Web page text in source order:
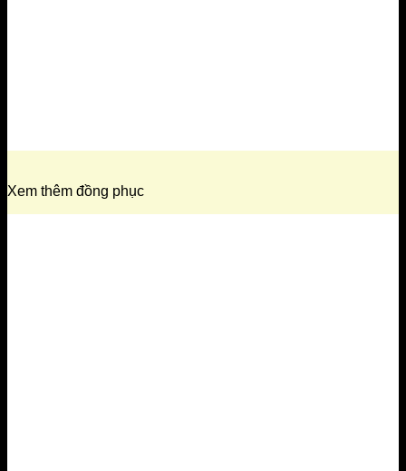
Xem thêm đồng phục